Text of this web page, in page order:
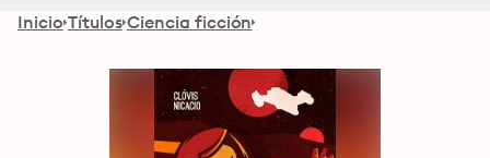
Inicio Títulos Ciencia ficción